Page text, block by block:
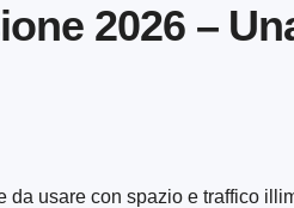
2026 –
usare con spazio e traffico